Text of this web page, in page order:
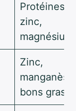
Protéines,
zinc,
magnésium
Zinc,
bons gras